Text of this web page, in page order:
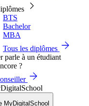
BTS
Bachelor
MBA
Tous les diplômes
?
MyDigitalSchool